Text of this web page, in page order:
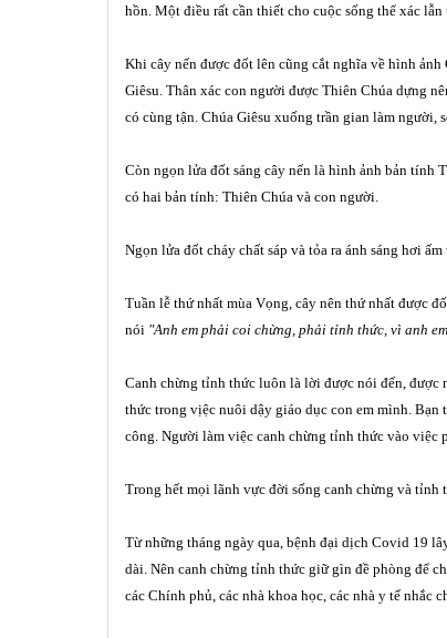
hồn. Một điều rất cần thiết cho cuộc sống thể xác lẫn
Khi cây nến được đốt lên cũng cắt nghĩa về hình ảnh
Giêsu. Thân xác con người được Thiên Chúa dựng n
có cùng tận. Chúa Giêsu xuống trần gian làm người,
Còn ngọn lửa đốt sáng cây nến là hình ảnh bản tính
có hai bản tính: Thiên Chúa và con người.
Ngọn lửa đốt cháy chất sáp và tỏa ra ánh sáng hơi ấm
Tuần lễ thứ nhất mùa Vọng, cây nên thứ nhất được
nói "Anh em phải coi chừng, phải tỉnh thức, vì anh
Canh chừng tỉnh thức luôn là lời được nói đến, được
thức trong vịệc nuôi dậy giáo dục con em mình.
công. Người làm việc canh chừng tỉnh thức vào việc
Trong hết mọi lãnh vực đời sống canh chừng và
Từ những tháng ngày qua, bệnh đại dịch Covid 19
dài. Nên canh chừng tỉnh thức giữ gìn đề phòng để
các Chính phủ, các nhà khoa học, các nhà y tế nhắc